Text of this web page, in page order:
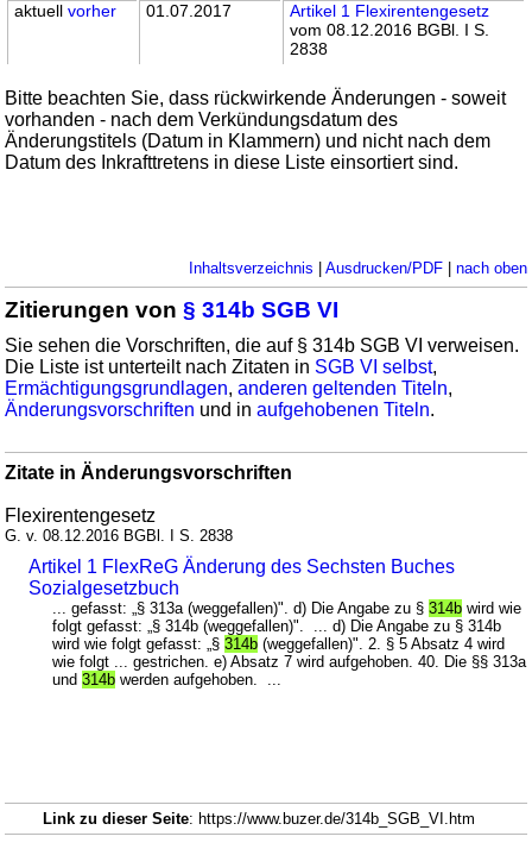
aktuellvorher 01.07.2017
Artikel 1 Flexirentengesetz
vom 08.12.2016 BGBl. I S.
2838
Bitte beachten Sie, dass rückwirkende Änderungen - soweit
vorhanden - nach dem Verkündungsdatum des
Änderungstitels (Datum in Klammern) und nicht nach dem
Datum des Inkrafttretens in diese Liste einsortiert sind.
Inhaltsverzeichnis Ausdrucken/PDF| nach oben
Zitierungen von§ 314b SGB VI
Sie sehen die Vorschriften, die auf § 314b SGB VI verweisen.
Die Liste ist unterteilt nach Zitaten in SGB VI selbst,
Ermächtigungsgrundlagen,anderen geltenden Titeln,
Änderungsvorschriften und inaufgehobenen Titeln.
Zitate in Änderungsvorschriften
Flexirentengesetz
G. v. 08.12.2016 BGBl. I S. 2838
Artikel 1 FlexReG Änderung des Sechsten Buches
Sozialgesetzbuch
... gefasst: „§ 313a (weggefallen)". d) Die Angabe zu §314b wird wie
folgt gefasst: „§ 314b (weggefallen)". ... d) Die Angabe zu § 314b
wird wie folgt gefasst: „§314b (weggefallen)". 2. § 5 Absatz 4 wird
wie folgt ... gestrichen. e) Absatz 7 wird aufgehoben. 40. Die §§ 313a
und314b werden aufgehoben. ...
Link zu dieser Seite: https://www.buzer.de/314b_SGB_VI.htm